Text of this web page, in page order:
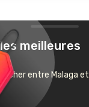
meilleures
cher entre Malaga et